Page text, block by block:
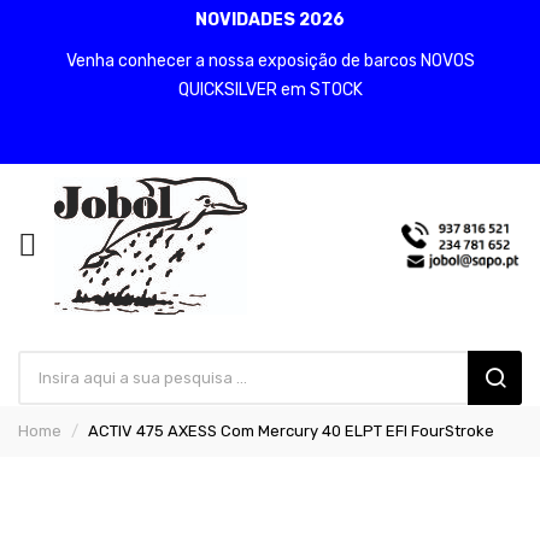
NOVIDADES 2026
Venha conhecer a nossa exposição de barcos NOVOS
QUICKSILVER em STOCK
Home ACTIV 475 AXESS Com Mercury 40 ELPT EFI FourStroke